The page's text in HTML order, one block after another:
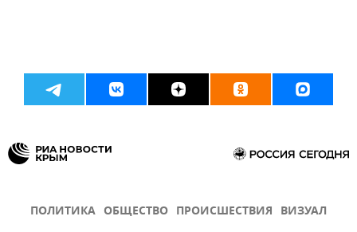
ПОЛИТИКА ОБЩЕСТВО ПРОИСШЕСТВИЯ ВИЗУАЛ